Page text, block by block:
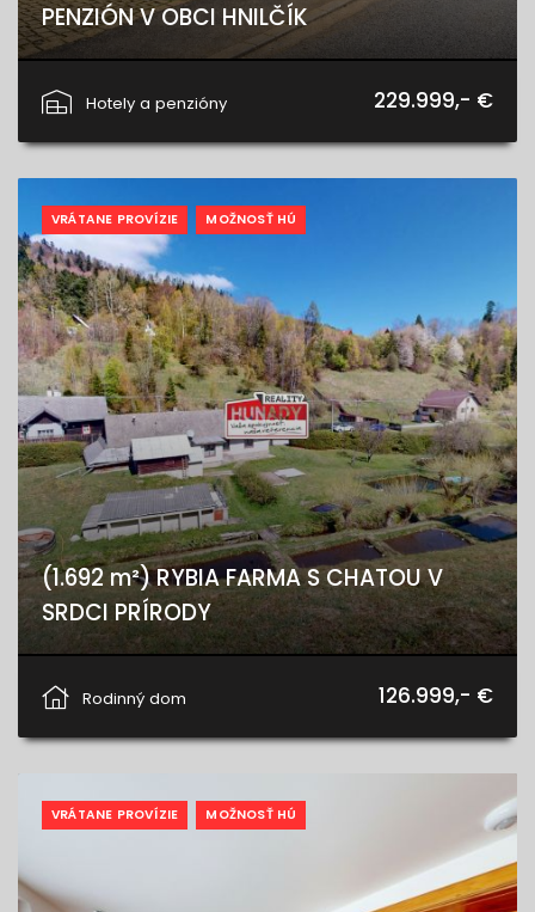
PENZIÓN V OBCI HNILČÍK
Hotely a penzióny
229.999,- €
VRÁTANE PROVÍZIE MOŽNOSŤ HÚ
(1.692 m²) RYBIA FARMA S CHATOU V
SRDCI PRÍRODY
Rodinný dom
126.999,- €
VRÁTANE PROVÍZIE MOŽNOSŤ HÚ